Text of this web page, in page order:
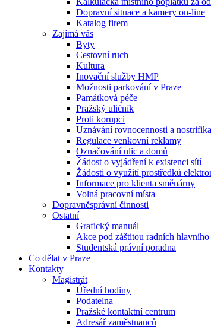
Dopravní situace a kamery on-line
Katalog firem
Zajímá vás
Byty
Cestovní ruch
Kultura
Inovační služby HMP
Možnosti parkování v Praze
Památková péče
Pražský uličník
Proti korupci
Uznávání rovnocennosti a
Regulace venkovní reklamy
Označování ulic a domů
Žádost o vyjádření k existenci sítí
Žádosti o využití prostředků
Informace pro klienta směnárny
Volná pracovní místa
Dopravněsprávní činnosti
Ostatní
Grafický manuál
Akce pod záštitou radních hlavního
Studentská právní poradna
Co dělat v Praze
Kontakty
Magistrát
Úřední hodiny
Podatelna
Pražské kontaktní centrum
Adresář zaměstnanců